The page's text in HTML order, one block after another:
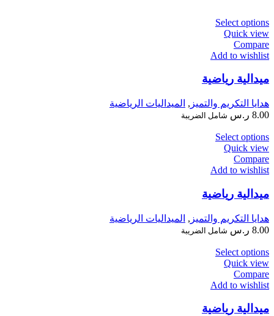
Select options
Quick view
Compare
Add to wishlist
ميدالية رياضية
هدايا التكريم والتميز , الميداليات الرياضية
8.00 ر.س شامل الضريبة
Select options
Quick view
Compare
Add to wishlist
ميدالية رياضية
هدايا التكريم والتميز , الميداليات الرياضية
8.00 ر.س شامل الضريبة
Select options
Quick view
Compare
Add to wishlist
ميدالية رياضية